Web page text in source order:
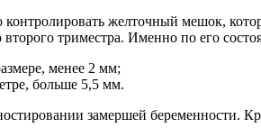
желточный мешок,
триместра. Именно по его
менее 2 мм;
больше 5,5 мм.
замершей беременности.